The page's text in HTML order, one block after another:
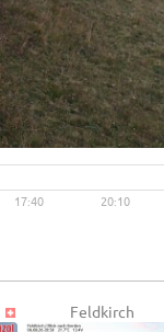
17:40 20:10
Feldkirch